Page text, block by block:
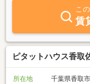
ぞお気軽にお立ちよりく
こ
賃
ピタットハウス香
所在地
千葉県香取